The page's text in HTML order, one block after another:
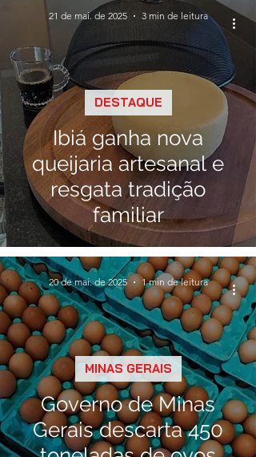
Ibiá ganha nova
queijaria artesanal e
resgata tradição
familiar
DESTAQUE
21 de mai. de 2025 3 min de leitura
Governo de Minas
Gerais descarta 450
MINAS GERAIS
20 de mai. de 2025 1 min de leitura